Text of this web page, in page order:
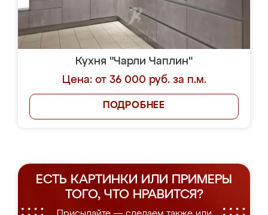
Кухня "Чарли Чаплин"
Цена: от 36 000 руб. за п.м.
ПОДРОБНЕЕ
ЕСТЬ КАРТИНКИ ИЛИ ПРИМЕРЫ
ТОГО, ЧТО НРАВИТСЯ?